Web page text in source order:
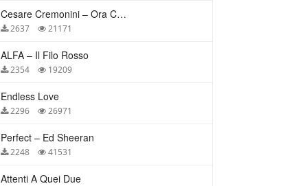
Cesare Cremonini – Ora Che Non Ho Più Te
2637 21171
ALFA – Il Filo Rosso
2354 19209
Endless Love
2296 26971
Perfect – Ed Sheeran
2248 41531
Attenti A Quei Due